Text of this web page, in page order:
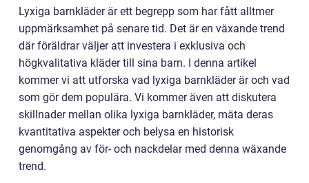
Lyxiga barnkläder är ett begrepp som har fått alltmer
uppmärksamhet på senare tid. Det är en växande trend
där föräldrar väljer att investera i exklusiva och
högkvalitativa kläder till sina barn. I denna artikel
kommer vi att utforska vad lyxiga barnkläder är och vad
som gör dem populära. Vi kommer även att diskutera
skillnader mellan olika lyxiga barnkläder, mäta deras
kvantitativa aspekter och belysa en historisk
genomgång av för- och nackdelar med denna wäxande
trend.